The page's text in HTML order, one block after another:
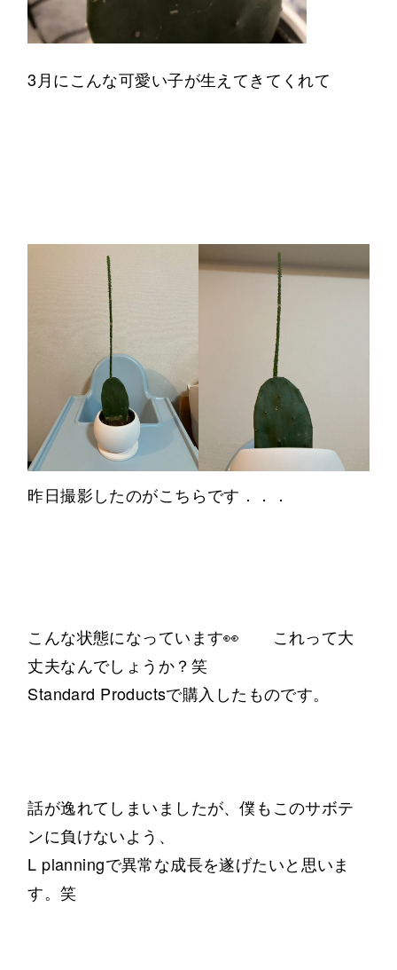
3月にこんな可愛い子が生えてきてくれて
昨日撮影したのがこちらです．．．
こんな状態になっています👀 これって大
丈夫なんでしょうか？笑
Standard Productsで購入したものです。
話が逸れてしまいましたが、僕もこのサボテ
ンに負けないよう、
L planningで異常な成長を遂げたいと思いま
す。笑